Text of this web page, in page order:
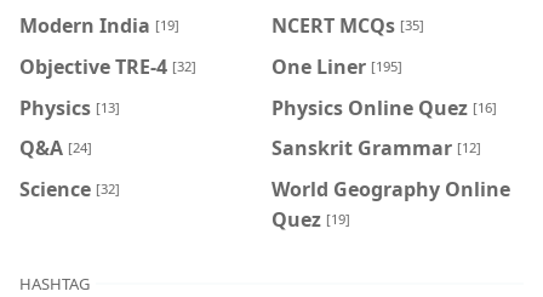
Modern India [19] NCERT MCQs [35]
Objective TRE-4 [32] One Liner [195]
Physics [13] Physics Online Quez [16]
Q&A [24] Sanskrit Grammar [12]
Science [32]
World Geography Online
Quez [19]
HASHTAG